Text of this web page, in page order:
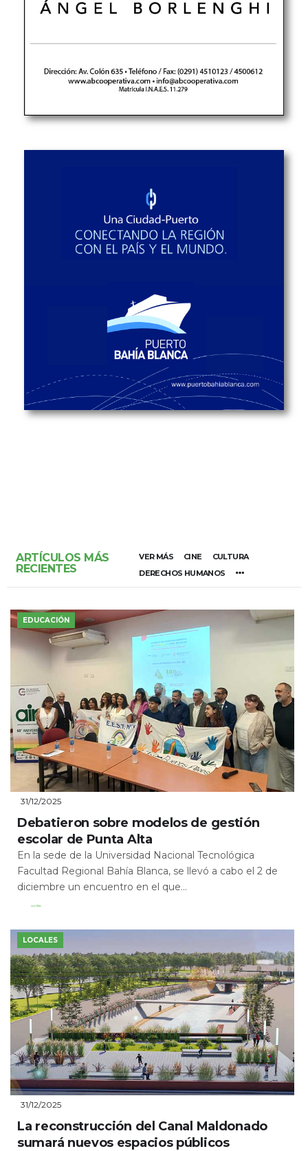
ARTÍCULOS MÁS
RECIENTES
VER MÁS CINE
CULTURA
DERECHOS HUMANOS
EDUCACIÓN
31/12/2025
Debatieron sobre modelos de gestión
escolar de Punta Alta
En la sede de la Universidad Nacional Tecnológica
Facultad Regional Bahía Blanca, se llevó a cabo el 2 de
diciembre un encuentro en el que...
Leer Más
LOCALES
31/12/2025
La reconstrucción del Canal Maldonado
sumará nuevos espacios públicos